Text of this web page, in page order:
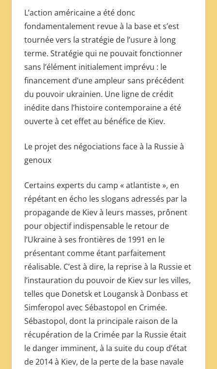
L’action américaine a été donc
fondamentalement revue à la base et s’est
tournée vers la stratégie de l’usure à long
terme. Stratégie qui ne pouvait fonctionner
sans l’élément initialement imprévu : le
financement d’une ampleur sans précédent
du pouvoir ukrainien. Une ligne de crédit
inédite dans l’histoire contemporaine a été
ouverte à cet effet au bénéfice de Kiev.
Le projet des négociations face à la Russie à
genoux
Certains experts du camp « atlantiste », en
répétant en écho les slogans adressés par la
propagande de Kiev à leurs masses, prônent
pour objectif indispensable le retour de
l’Ukraine à ses frontières de 1991 en le
présentant comme étant parfaitement
réalisable. C’est à dire, la reprise à la Russie et
l’instauration du pouvoir de Kiev sur les villes,
telles que Donetsk et Lougansk à Donbass et
Simferopol avec Sébastopol en Crimée.
Sébastopol, dont la principale raison de la
récupération de la Crimée par la Russie était
le danger imminent, à la suite du coup d’état
de 2014 à Kiev, de la perte de la base navale